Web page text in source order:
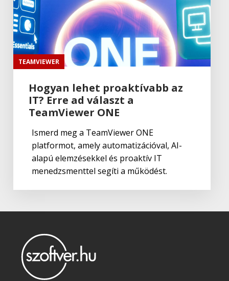
TEAMVIEWER
Hogyan lehet proaktívabb az
IT? Erre ad választ a
TeamViewer ONE
Ismerd meg a TeamViewer ONE
platformot, amely automatizációval, AI-
alapú elemzésekkel és proaktív IT
menedzsmenttel segíti a működést.